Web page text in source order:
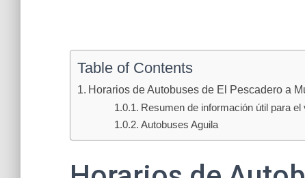
Table of Contents
Horarios de Autobuses de El Pescadero a
Resumen de información útil para el
Autobuses Aguila